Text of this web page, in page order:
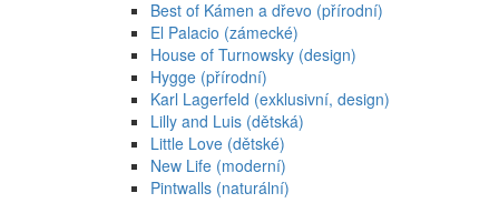
Best of Kámen a dřevo (přírodní)
El Palacio (zámecké)
House of Turnowsky (design)
Hygge (přírodní)
Karl Lagerfeld (exklusivní, design)
Lilly and Luis (dětská)
Little Love (dětské)
New Life (moderní)
Pintwalls (naturální)